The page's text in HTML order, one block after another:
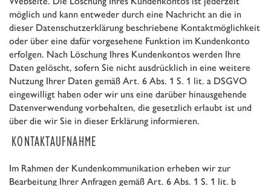
möglich und kann entweder durch eine Nachricht an die in
dieser Datenschutzerklärung beschriebene Kontaktmöglichkeit
oder über eine dafür vorgesehene Funktion im Kundenkonto
erfolgen. Nach Löschung Ihres Kundenkontos werden Ihre
Daten gelöscht, sofern Sie nicht ausdrücklich in eine weitere
Nutzung Ihrer Daten gemäß Art. 6 Abs. 1 S. 1 lit. a DSGVO
eingewilligt haben oder wir uns eine darüber hinausgehende
Datenverwendung vorbehalten, die gesetzlich erlaubt ist und
über die wir Sie in dieser Erklärung informieren.
KONTAKTAUFNAHME
Im Rahmen der Kundenkommunikation erheben wir zur
Bearbeitung Ihrer Anfragen gemäß Art. 6 Abs. 1 S. 1 lit. b